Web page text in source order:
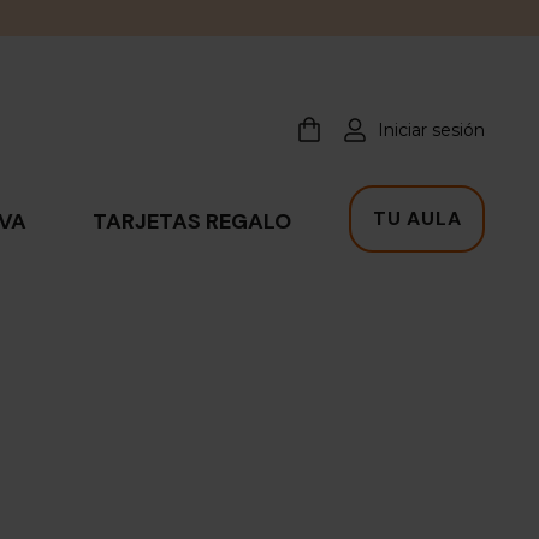
Iniciar sesión
TARJETAS REGALO TU AULA